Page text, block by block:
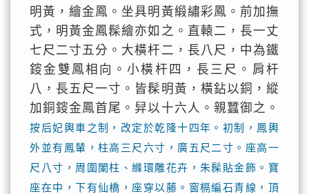
明黃，繪金鳳。坐具明黃緞繡彩鳳。前加撫
式，明黃金鳳髹繪亦如之。直轅二，長一丈
七尺二寸五分。大橫杆二，長八尺，中為鐵
䤹金雙鳳相向。小橫杆四，長三尺。肩杆
八，長五尺一寸。皆髹明黃，橫鉆以銅，縱
加銅䤹金鳳首尾。舁以十六人。親蠶御之。
按后妃輿車之制，改定於乾隆十四年。初制，鳳輿
外並有鳳輦，柱高三尺六寸，廣五尺二寸。座高一
尺八寸，周圍闌柱、縧環雕花卉，朱髹貼金飾。寶
座在中，下有仙橋，座穿以藤。窗槅編石青線，頂